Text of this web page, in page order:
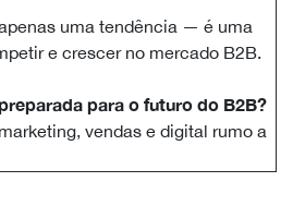
uma tendência — é uma
e crescer no mercado B2B.
para o futuro do B2B?
vendas e digital rumo a